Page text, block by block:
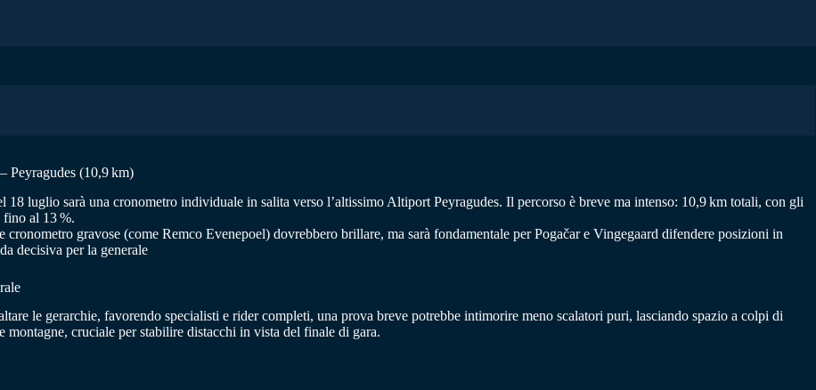
Peyragudes (10,9 km)
luglio sarà una cronometro individuale in salita verso l’altissimo Altiport Peyragudes. Il percorso è breve ma intenso: 10,9 km totali, con gli
fino al 13 %.
gravose (come Remco Evenepoel) dovrebbero brillare, ma sarà fondamentale per Pogačar e Vingegaard difendere posizioni in
decisiva per la generale
le gerarchie, favorendo specialisti e rider completi, una prova breve potrebbe intimorire meno scalatori puri, lasciando spazio a colpi di
montagne, cruciale per stabilire distacchi in vista del finale di gara.